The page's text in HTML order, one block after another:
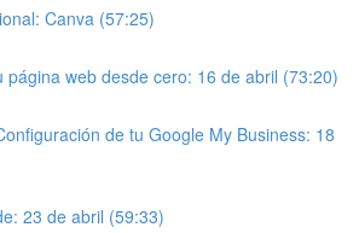
Canva (57:25)
página web desde cero: 16 de abril (73:20)
de tu Google My Business: 18
23 de abril (59:33)